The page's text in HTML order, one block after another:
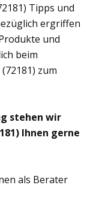
Tipps und
ergriffen
und
beim
zum
stehen wir
Ihnen gerne
als Berater